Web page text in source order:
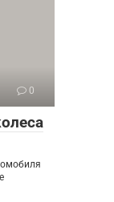
0